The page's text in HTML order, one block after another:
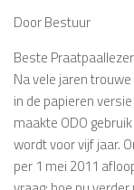
Door Bestuur
Beste
Na vele jaren
in de papieren
maakte ODO
wordt voor vijf jaar.
per 1 mei 2011